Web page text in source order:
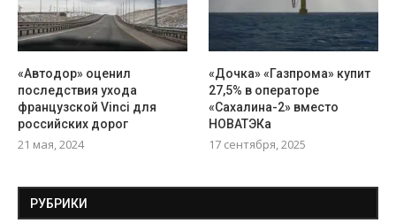
«Автодор» оценил
последствия ухода
французской Vinci для
российских дорог
21 мая, 2024
«Дочка» «Газпрома» купит
27,5% в операторе
«Сахалина-2» вместо
НОВАТЭКа
17 сентября, 2025
РУБРИКИ